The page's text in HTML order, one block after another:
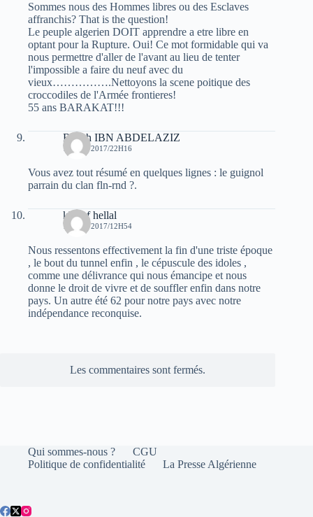
Sommes nous des Hommes libres ou des Esclaves
affranchis? That is the question!
Le peuple algerien DOIT apprendre a etre libre en
optant pour la Rupture. Oui! Ce mot formidable qui va
nous permettre d'aller de l'avant au lieu de tenter
l'impossible a faire du neuf avec du
vieux…………….Nettoyons la scene poitique des
croccodiles de l'Armée frontieres!
55 ans BARAKAT!!!
Rabah IBN ABDELAZIZ
18 MAI 2017/22H16
Vous avez tout résumé en quelques lignes : le guignol
parrain du clan fln-rnd ?.
khelaf hellal
19 MAI 2017/12H54
Nous ressentons effectivement la fin d'une triste époque
, le bout du tunnel enfin , le cépuscule des idoles ,
comme une délivrance qui nous émancipe et nous
donne le droit de vivre et de souffler enfin dans notre
pays. Un autre été 62 pour notre pays avec notre
indépendance reconquise.
Les commentaires sont fermés.
Qui sommes-nous ?
CGU
Politique de confidentialité
La Presse Algérienne